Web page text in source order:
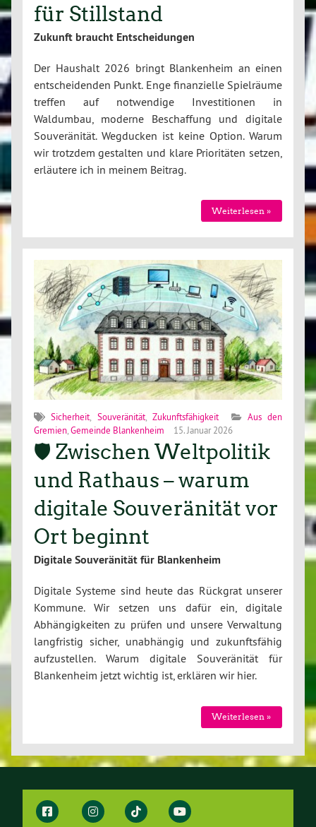
für Stillstand
Zukunft braucht Entscheidungen
Der Haushalt 2026 bringt Blankenheim an einen
entscheidenden Punkt. Enge finanzielle Spielräume
treffen auf notwendige Investitionen in
Waldumbau, moderne Beschaffung und digitale
Souveränität. Wegducken ist keine Option. Warum
wir trotzdem gestalten und klare Prioritäten setzen,
erläutere ich in meinem Beitrag.
Weiterlesen »
Sicherheit, Souveränität,Zukunftsfähigkeit
Aus den
Gremien,Gemeinde Blankenheim 15. Januar 2026
🛡️ Zwischen Weltpolitik
und Rathaus – warum
digitale Souveränität vor
Ort beginnt
Digitale Souveränität für Blankenheim
Digitale Systeme sind heute das Rückgrat unserer
Kommune. Wir setzen uns dafür ein, digitale
Abhängigkeiten zu prüfen und unsere Verwaltung
langfristig sicher, unabhängig und zukunftsfähig
aufzustellen. Warum digitale Souveränität für
Blankenheim jetzt wichtig ist, erklären wir hier.
Weiterlesen »